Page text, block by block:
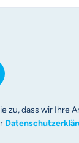
zu, dass wir Ihre